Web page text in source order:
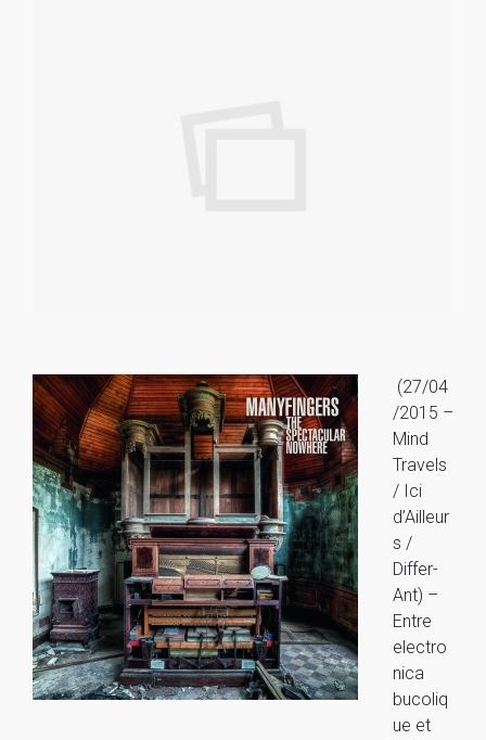
(27/04
/2015 –
Mind
Travels
/ Ici
d’Ailleur
s /
Differ-
Ant) –
Entre
electro
nica
bucoliq
ue et